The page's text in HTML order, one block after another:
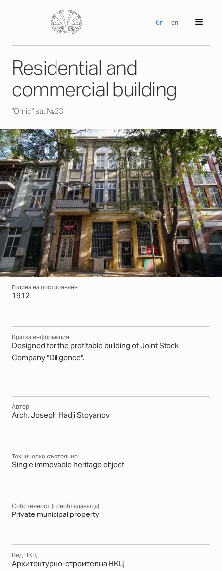
бг en
Residential and
commercial building
"Ohrid" str. №23
Година на построяване
1912
Кратка информация
Designed for the profitable building of Joint Stock
Company "Diligence".
Автор
Arch. Joseph Hadji Stoyanov
Техническо състояние
Single immovable heritage object
Собственост (преобладаваща)
Private municipal property
Вид НКЦ
Архитектурно-строителна НКЦ